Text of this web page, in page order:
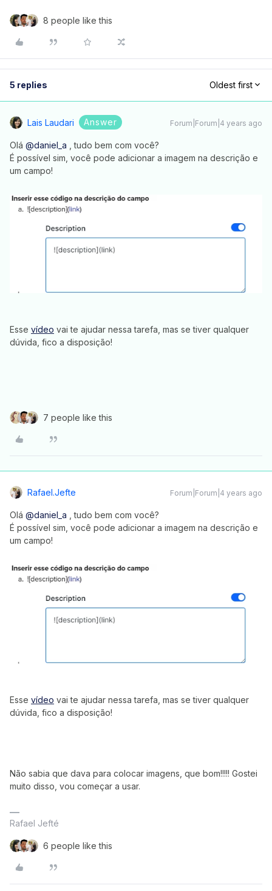
8 people like this
5 replies Oldest first
Lais Laudari Answer Forum|Forum|4 years ago
Olá @daniel_a , tudo bem com você?
É possível sim, você pode adicionar a imagem na descrição e
um campo!
Esse vídeo vai te ajudar nessa tarefa, mas se tiver qualquer
dúvida, fico a disposição!
7 people like this
Rafael.jefte Forum|Forum|4 years ago
Olá @daniel_a , tudo bem com você?
É possível sim, você pode adicionar a imagem na descrição e
um campo!
Esse vídeo vai te ajudar nessa tarefa, mas se tiver qualquer
dúvida, fico a disposição!
Não sabia que dava para colocar imagens, que bom!!!!! Gostei
muito disso, vou começar a usar.
Rafael Jefté
6 people like this